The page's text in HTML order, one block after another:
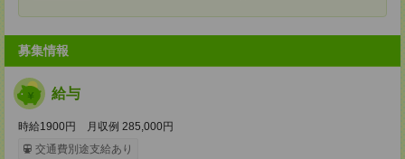
募集情報
給与
時給1900円 月収例 285,000円
交通費別途支給あり